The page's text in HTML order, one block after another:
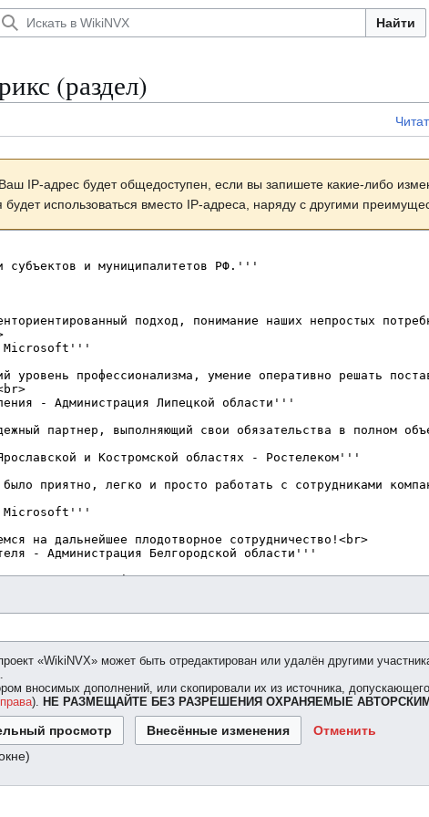
Найти
(раздел)
IP-адрес будет общедоступен, если вы запишете какие-либо
будет использоваться вместо IP-адреса, наряду с другими
«WikiNVX» может быть отредактирован или удалён другими
вносимых дополнений, или скопировали их из источника,
). НЕ РАЗМЕЩАЙТЕ БЕЗ РАЗРЕШЕНИЯ ОХРАНЯЕМЫЕ
Отменить